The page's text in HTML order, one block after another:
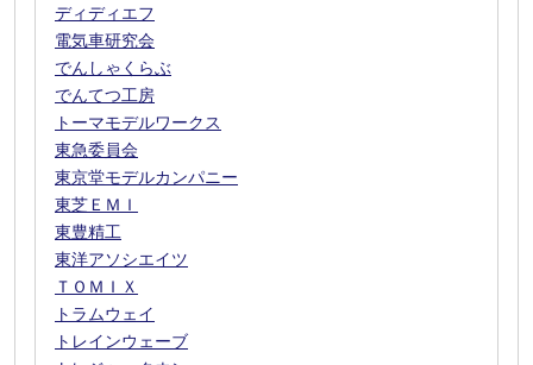
ディディエフ
電気車研究会
でんしゃくらぶ
でんてつ工房
トーマモデルワークス
東急委員会
東京堂モデルカンパニー
東芝ＥＭＩ
東豊精工
東洋アソシエイツ
ＴＯＭＩＸ
トラムウェイ
トレインウェーブ